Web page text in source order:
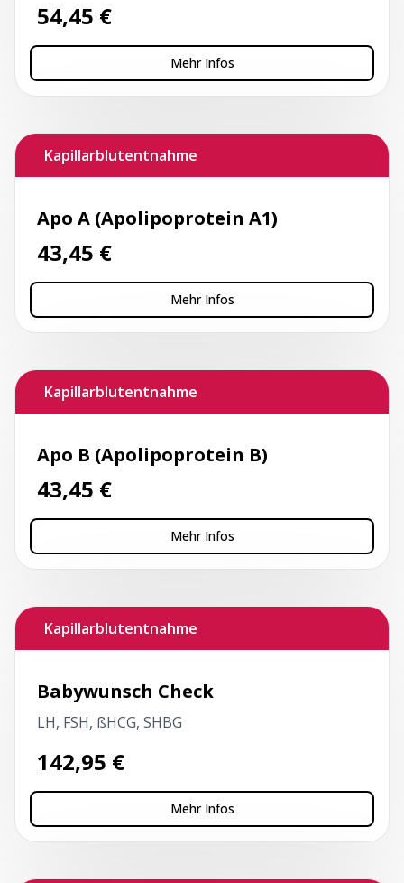
54,45 €
Mehr Infos
Kapillarblutentnahme
Apo A (Apolipoprotein A1)
43,45 €
Mehr Infos
Kapillarblutentnahme
Apo B (Apolipoprotein B)
43,45 €
Mehr Infos
Kapillarblutentnahme
Babywunsch Check
LH, FSH, ßHCG, SHBG
142,95 €
Mehr Infos